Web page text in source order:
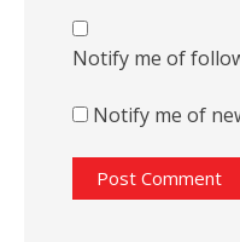
Notify me of
Notify me of